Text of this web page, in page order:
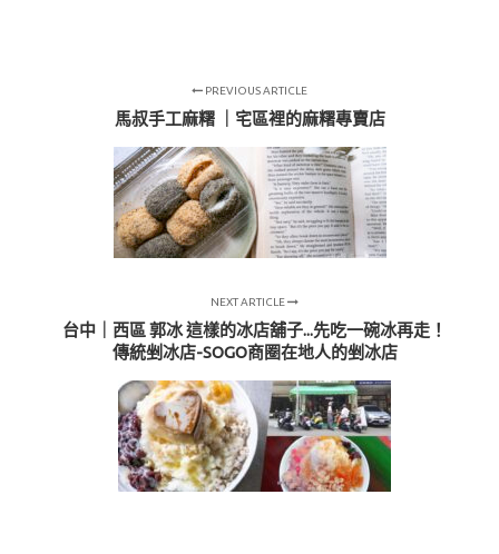
PREVIOUS ARTICLE
馬叔手工麻糬 ｜宅區裡的麻糬專賣店
NEXT ARTICLE
台中｜西區 郭冰 這樣的冰店舖子...先吃一碗冰再走！
傳統剉冰店-SOGO商圈在地人的剉冰店